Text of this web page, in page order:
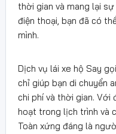
thời gian và mang lại
điện thoại, bạn đã có
mình.
Dịch vụ lái xe hộ Say
chỉ giúp bạn di chuyển
chi phí và thời gian. Với
hoạt trong lịch trình và
Toàn xứng đáng là